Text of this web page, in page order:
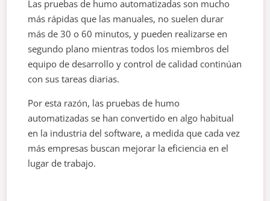
Las pruebas de humo automatizadas son mucho
más rápidas que las manuales, no suelen durar
más de 30 o 60 minutos, y pueden realizarse en
segundo plano mientras todos los miembros del
equipo de desarrollo y control de calidad continúan
con sus tareas diarias.
Por esta razón, las pruebas de humo
automatizadas se han convertido en algo habitual
en la industria del software, a medida que cada vez
más empresas buscan mejorar la eficiencia en el
lugar de trabajo.